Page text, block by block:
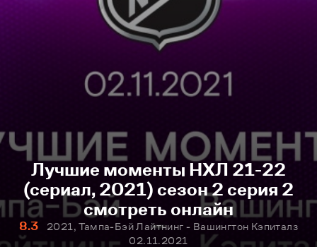
Лучшие моменты НХЛ 21-22
(сериал, 2021) сезон 2 серия 2
смотреть онлайн
8.3
2021, Тампа-Бэй Лайтнинг - Вашингтон Кэпиталз
02.11.2021